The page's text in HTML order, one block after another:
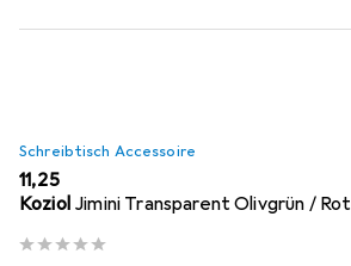
Schreibtisch Accessoire
EUR
11,25
Koziol Jimini Transparent Olivgrün / Rot